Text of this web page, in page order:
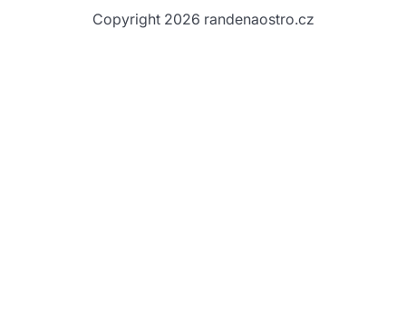
Copyright 2026 randenaostro.cz